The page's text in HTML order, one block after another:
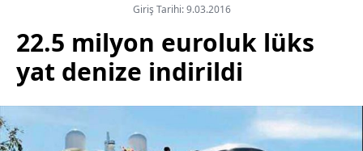
Giriş Tarihi: 9.03.2016
22.5 milyon euroluk lüks
yat denize indirildi